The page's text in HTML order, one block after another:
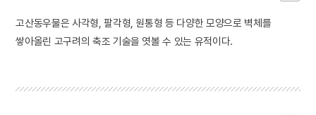
고산동우물은 사각형, 팔각형, 원통형 등 다양한 모양으로 벽체를
쌓아올린 고구려의 축조 기술을 엿볼 수 있는 유적이다.